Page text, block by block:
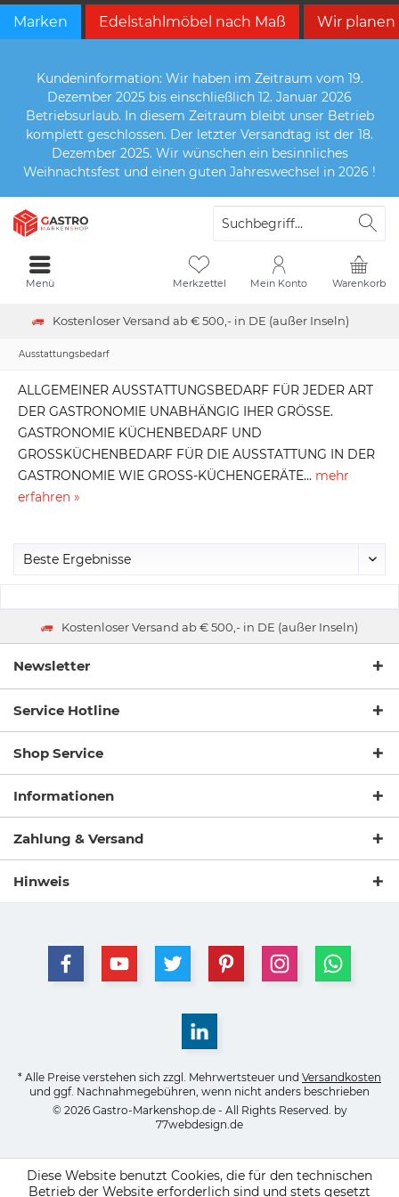
Marken Edelstahlmöbel nach Maß Wir planen
Kundeninformation: Wir haben im Zeitraum vom 19.
Dezember 2025 bis einschließlich 12. Januar 2026
Betriebsurlaub. In diesem Zeitraum bleibt unser Betrieb
komplett geschlossen. Der letzter Versandtag ist der 18.
Dezember 2025. Wir wünschen ein besinnliches
Weihnachtsfest und einen guten Jahreswechsel in 2026 !
Kostenloser Versand ab € 500,- in DE (außer Inseln)
Warenkorb
Merkzettel Mein Konto
Menü
Ausstattungsbedarf
ALLGEMEINER AUSSTATTUNGSBEDARF FÜR JEDER ART
DER GASTRONOMIE UNABHÄNGIG IHER GRÖSSE.
GASTRONOMIE KÜCHENBEDARF UND
GROSSKÜCHENBEDARF FÜR DIE AUSSTATTUNG IN DER
GASTRONOMIE WIE GROSS-KÜCHENGERÄTE... mehr
erfahren »
Kostenloser Versand ab € 500,- in DE (außer Inseln)
Newsletter
Service Hotline
Shop Service
Informationen
Zahlung & Versand
Hinweis
* Alle Preise verstehen sich zzgl. Mehrwertsteuer und Versandkosten
und ggf. Nachnahmegebühren, wenn nicht anders beschrieben
© 2026 Gastro-Markenshop.de - All Rights Reserved. by
77webdesign.de
Diese Website benutzt Cookies, die für den technischen
Betrieb der Website erforderlich sind und stets gesetzt